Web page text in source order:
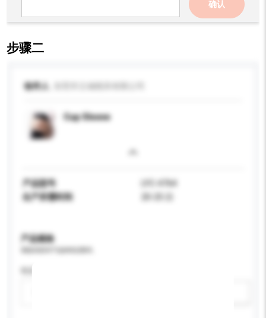
确认
步骤二
收件人
Cup Sleeve
产品型号
LYC-4764
生产所需时间
产品规格